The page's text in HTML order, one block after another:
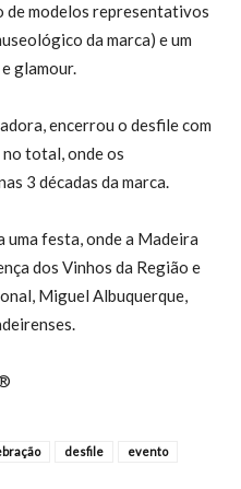
de modelos representativos
da marca) e um
glamour.
encerrou o desfile com
no total, onde os
3 décadas da marca.
uma festa, onde a Madeira
dos Vinhos da Região e
Miguel Albuquerque,
desfile
evento